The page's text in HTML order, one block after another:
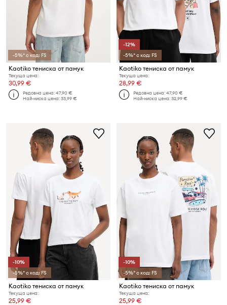
-5%* с код: FS
Kaotiko тениска от памук
Текуща цена:
30,99 €
Редовна цена:47,90 €
Най-ниска цена:33,99 €
-12%
-5%* с код: FS
Kaotiko тениска от памук
Текуща цена:
28,99 €
Редовна цена:47,90 €
Най-ниска цена:32,99 €
-10%
-5%* с код: FS
Kaotiko тениска от памук
Текуща цена:
25,99 €
-10%
-5%* с код: FS
Kaotiko тениска от памук
Текуща цена:
25,99 €